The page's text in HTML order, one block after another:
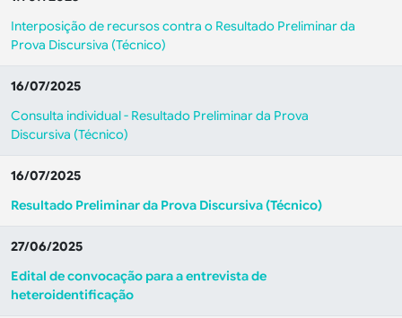
Interposição de recursos contra o Resultado Preliminar da
Prova Discursiva (Técnico)
16/07/2025
Consulta individual - Resultado Preliminar da Prova
Discursiva (Técnico)
16/07/2025
Resultado Preliminar da Prova Discursiva (Técnico)
27/06/2025
Edital de convocação para a entrevista de
heteroidentificação